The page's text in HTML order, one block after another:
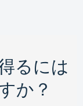
るには
か？